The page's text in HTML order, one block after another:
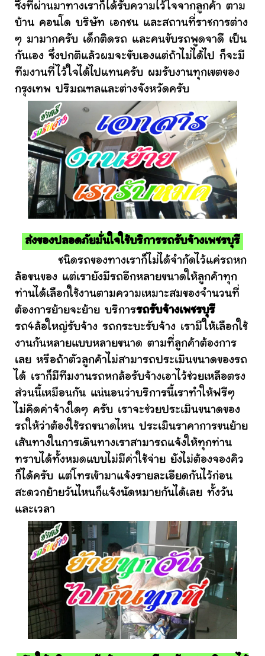
ซึ่งที่ผ่านมาทางเราก็ได้รับความไว้ใจจากลูกค้า ตาม
บ้าน คอนโด บริษัท เอกชน และสถานที่ราชการต่าง
ๆ มามากครับ เด็กติดรถ และคนขับรถพูดจาดี เป็น
กันเอง ซึ่งปกติแล้วผมจะขับเองแต่ถ้าไม่ได้ไป ก็จะมี
ทีมงานที่ไว้ใจได้ไปแทนครับ ผมรับงานทุกเขตของ
กรุงเทพ ปริมณฑลและต่างจังหวัดครับ
ส่งของปลอดภัยมั่นใจใช้บริการรถรับจ้างเพชรบุรี
ชนิดรถของทางเราก็ไม่ได้จำกัดไว้แค่รถหก
ล้อขนของ แต่เรายังมีรถอีกหลายขนาดให้ลูกค้าทุก
ท่านได้เลือกใช้งานตามความเหมาะสมของจำนวนที่
ต้องการย้ายจะย้าย บริการรถรับจ้างเพชรบุรี
รถ4ล้อใหญ่รับจ้าง รถกระบะรับจ้าง เรามีให้เลือกใช้
งานกันหลายแบบหลายขนาด ตามที่ลูกค้าต้องการ
เลย หรือถ้าตัวลูกค้าไม่สามารถประเมินขนาดของรถ
ได้ เราก็มีทีมงานรถหกล้อรับจ้างเอาไว้ช่วยเหลือตรง
ส่วนนี้เหมือนกัน แน่นอนว่าบริการนี้เราทำให้ฟรีๆ
ไม่คิดค่าจ้างใดๆ ครับ เราจะช่วยประเมินขนาดของ
รถให้ว่าต้องใช้รถขนาดไหน ประเมินราคาการขนย้าย
เส้นทางในการเดินทางเราสามารถแจ้งให้ทุกท่าน
ทราบได้ทั้งหมดแบบไม่มีค่าใช้จ่าย ยังไม่ต้องจองคิว
ก็ได้ครับ แต่โทรเข้ามาแจ้งรายละเอียดกันไว้ก่อน
สะดวกย้ายวันไหนก็แจ้งนัดหมายกันได้เลย ทั้งวัน
และเวลา